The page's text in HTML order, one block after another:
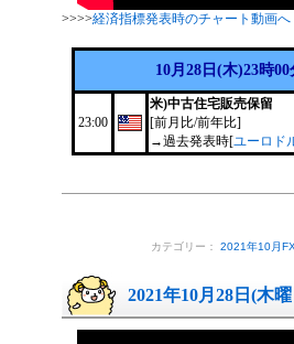
>>>>経済指標発表時のチャート動画へ
10月28日(木)23時00
23:00
米)中古住宅販売保留
[前月比/前年比]
→過去発表時[ユーロド
カテゴリー： 2021年10月
2021年10月28日(木